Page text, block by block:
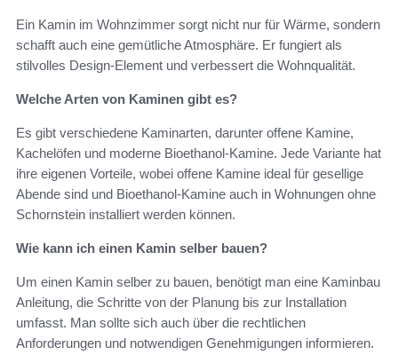
Ein Kamin im Wohnzimmer sorgt nicht nur für Wärme, sondern
schafft auch eine gemütliche Atmosphäre. Er fungiert als
stilvolles Design-Element und verbessert die Wohnqualität.
Welche Arten von Kaminen gibt es?
Es gibt verschiedene Kaminarten, darunter offene Kamine,
Kachelöfen und moderne Bioethanol-Kamine. Jede Variante hat
ihre eigenen Vorteile, wobei offene Kamine ideal für gesellige
Abende sind und Bioethanol-Kamine auch in Wohnungen ohne
Schornstein installiert werden können.
Wie kann ich einen Kamin selber bauen?
Um einen Kamin selber zu bauen, benötigt man eine Kaminbau
Anleitung, die Schritte von der Planung bis zur Installation
umfasst. Man sollte sich auch über die rechtlichen
Anforderungen und notwendigen Genehmigungen informieren.